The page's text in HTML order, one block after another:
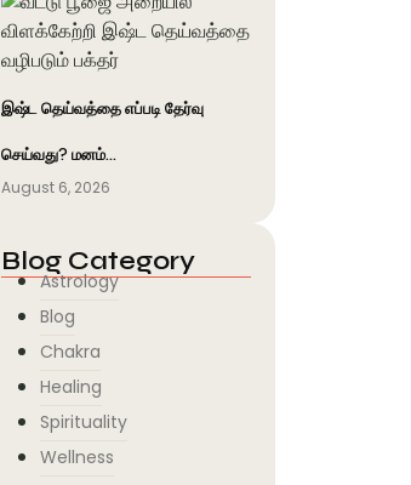
இஷ்ட தெய்வத்தை எப்படி தேர்வு
செய்வது? மனம்…
August 6, 2026
Blog Category
Astrology
Blog
Chakra
Healing
Spirituality
Wellness